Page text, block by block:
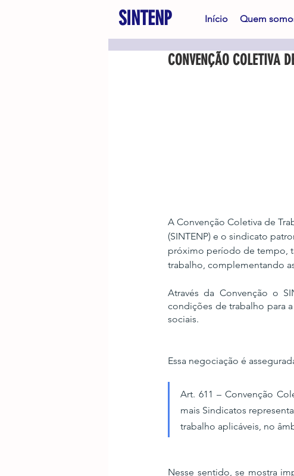
SINTENP Início Quem
CONVENÇÃO COLETIVA
A Convenção Coletiva de
(SINTENP) e o sindicato
próximo período de tempo,
trabalho, complementando
Através da Convenção o
condições de trabalho para
sociais.
Essa negociação é
Art. 611 – Convenção
mais Sindicatos
trabalho aplicáveis, no
Nesse sentido, se mostra